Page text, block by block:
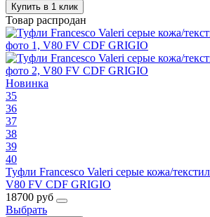
Купить в 1 клик
Товар распродан
Новинка
35
36
37
38
39
40
Туфли Francesco Valeri серые кожа/
V80 FV CDF GRIGIO
18700 руб
Выбрать